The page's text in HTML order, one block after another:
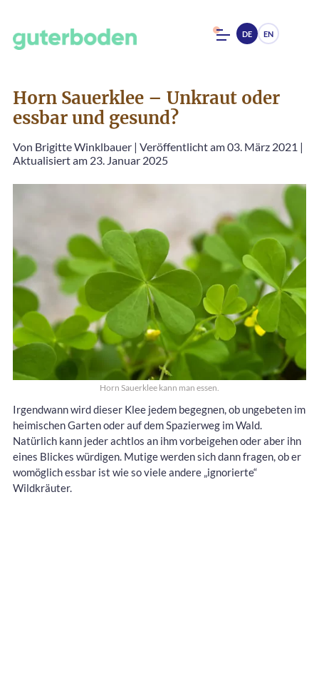
DE EN
Horn Sauerklee – Unkraut oder
essbar und gesund?
Von Brigitte Winklbauer | Veröffentlicht am 03. März 2021 |
Aktualisiert am 23. Januar 2025
Horn Sauerklee kann man essen.
Irgendwann wird dieser Klee jedem begegnen, ob ungebeten im
heimischen Garten oder auf dem Spazierweg im Wald.
Natürlich kann jeder achtlos an ihm vorbeigehen oder aber ihn
eines Blickes würdigen. Mutige werden sich dann fragen, ob er
womöglich essbar ist wie so viele andere „ignorierte“
Wildkräuter.